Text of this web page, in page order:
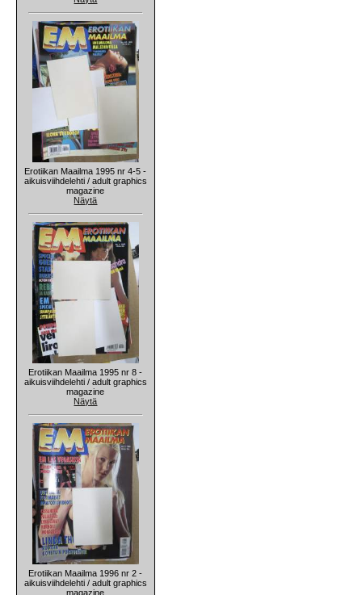
Erotiikan Maailma 1995 nr 4-5 -
aikuisviihdelehti / adult graphics
magazine
Näytä
Erotiikan Maailma 1995 nr 8 -
aikuisviihdelehti / adult graphics
magazine
Näytä
Erotiikan Maailma 1996 nr 2 -
aikuisviihdelehti / adult graphics
magazine